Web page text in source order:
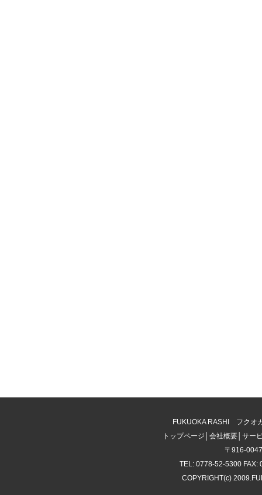
FUKUOKA RASHI フクオ
トップページ
会社概要 サー
〒916-
TEL: 0778-52-5300 FAX:
COPYRIGHT(c)